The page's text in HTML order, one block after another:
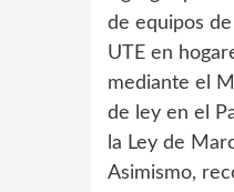
de equipos
UTE en
mediante el
de ley en el
la Ley de
Asimismo,